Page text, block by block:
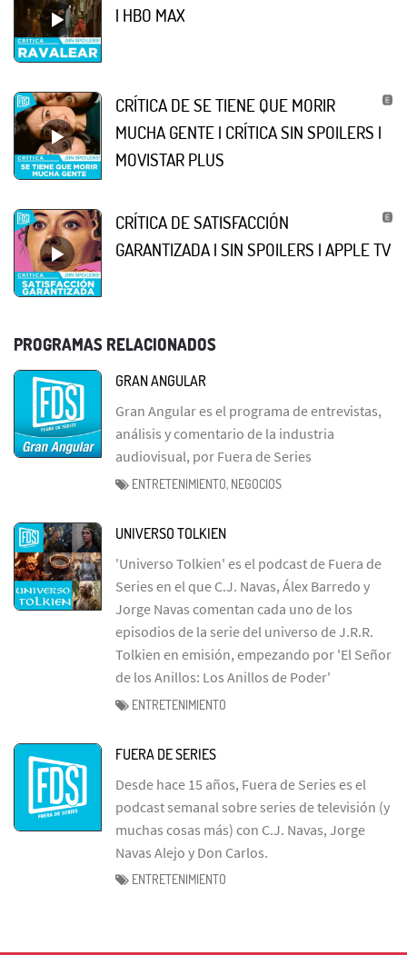
| HBO MAX
CRÍTICA DE SE TIENE QUE MORIR
MUCHA GENTE | CRÍTICA SIN SPOILERS |
MOVISTAR PLUS
CRÍTICA DE SATISFACCIÓN
GARANTIZADA | SIN SPOILERS | APPLE TV
PROGRAMAS RELACIONADOS
GRAN ANGULAR
Gran Angular es el programa de entrevistas,
análisis y comentario de la industria
audiovisual, por Fuera de Series
ENTRETENIMIENTO, NEGOCIOS
UNIVERSO TOLKIEN
'Universo Tolkien' es el podcast de Fuera de
Series en el que C.J. Navas, Álex Barredo y
Jorge Navas comentan cada uno de los
episodios de la serie del universo de J.R.R.
Tolkien en emisión, empezando por 'El Señor
de los Anillos: Los Anillos de Poder'
ENTRETENIMIENTO
FUERA DE SERIES
Desde hace 15 años, Fuera de Series es el
podcast semanal sobre series de televisión (y
muchas cosas más) con C.J. Navas, Jorge
Navas Alejo y Don Carlos.
ENTRETENIMIENTO